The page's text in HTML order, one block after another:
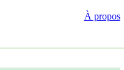
À propos